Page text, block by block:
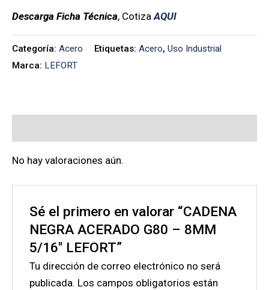
Descarga Ficha Técnica, CotizaAQUI
Categoría: Acero Etiquetas: Acero, Uso Industrial
Marca: LEFORT
No hay valoraciones aún.
Sé el primero en valorar “CADENA
NEGRA ACERADO G80 – 8MM
5/16″ LEFORT”
Tu dirección de correo electrónico no será
publicada. Los campos obligatorios están